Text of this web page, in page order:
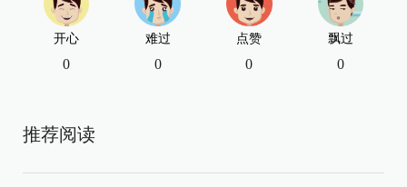
开心
0
难过
0
点赞
0
飘过
0
推荐阅读